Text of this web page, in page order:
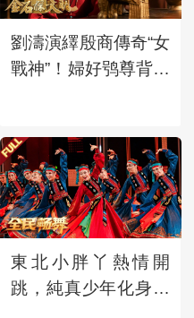
劉濤演繹殷商傳奇“女
戰神”！婦好鸮尊背後
東北小胖丫熱情開
跳，純真少年化身小